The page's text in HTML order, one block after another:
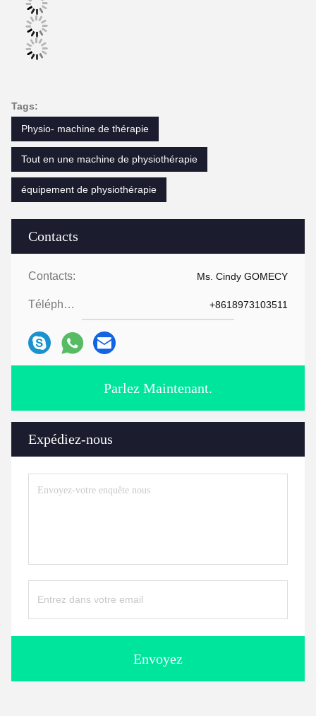
Contacts
Contacts: Ms. Cindy GOMECY
Téléphone: +8618973103511
Parlez Maintenant.
Expédiez-nous
Envoyez
Tags:
Physio- machine de thérapie
Tout en une machine de physiothérapie
équipement de physiothérapie